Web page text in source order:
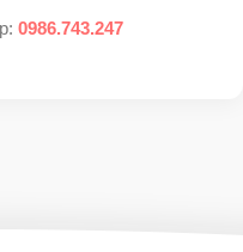
0986.743.247